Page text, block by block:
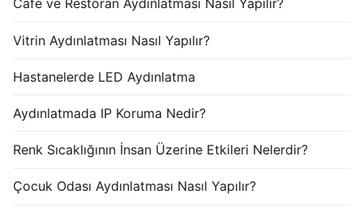
Cafe ve Restoran Aydınlatması Nasıl Yapılır?
Vitrin Aydınlatması Nasıl Yapılır?
Hastanelerde LED Aydınlatma
Aydınlatmada IP Koruma Nedir?
Renk Sıcaklığının İnsan Üzerine Etkileri Nelerdir?
Çocuk Odası Aydınlatması Nasıl Yapılır?